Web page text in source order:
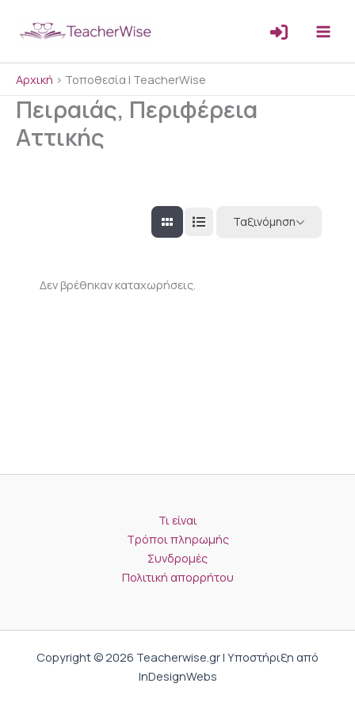
Αρχική > Τοποθεσία | TeacherWise
Πειραιάς, Περιφέρεια
Αττικής
Ταξινόμηση
Δεν βρέθηκαν καταχωρήσεις.
Τι είναι
Τρόποι πληρωμής
Συνδρομές
Πολιτική απορρήτου
Copyright © 2026 Teacherwise.gr | Υποστήριξη από
InDesignWebs